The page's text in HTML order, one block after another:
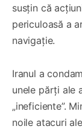
susțin că
periculoasă a
navigație.
Iranul a
unele părți ale
„ineficiente”.
noile atacuri